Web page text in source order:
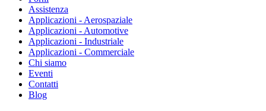
Assistenza
Applicazioni - Aerospaziale
Applicazioni - Automotive
Applicazioni - Industriale
Applicazioni - Commerciale
Chi siamo
Eventi
Contatti
Blog